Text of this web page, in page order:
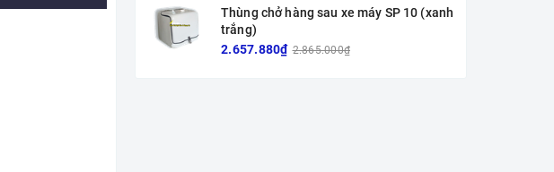
Thùng chở hàng sau xe máy SP 10 (xanh
trắng)
2.657.880₫ 2.865.000₫